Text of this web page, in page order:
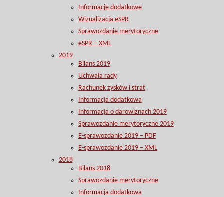
Informacje dodatkowe
Wizualizacja eSPR
Sprawozdanie merytoryczne
eSPR – XML
2019
Bilans 2019
Uchwała rady
Rachunek zysków i strat
Informacja dodatkowa
Informacja o darowiznach 2019
Sprawozdanie merytoryczne 2019
E-sprawozdanie 2019 – PDF
E-sprawozdanie 2019 – XML
2018
Bilans 2018
Sprawozdanie merytoryczne
Informacja dodatkowa